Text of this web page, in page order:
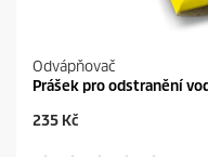
Odvápňovač
Prášek pro odstranění
C
235 Kč